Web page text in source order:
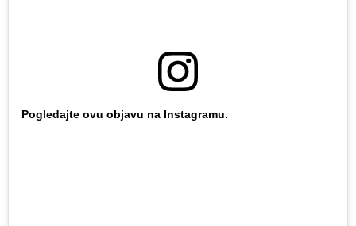
Pogledajte ovu objavu na Instagramu.